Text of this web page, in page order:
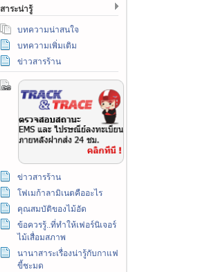
สาระน่ารู้
บทความน่าสนใจ
บทความเพิ่มเติม
ข่าวสารร้าน
ข่าวสารร้าน
โฟเมก้าลามิเนตคืออะไร
คุณสมบัติของไม้อัด
ข้อควรรู้..ที่ทำให้เฟอร์นิเจอร์
ไม้เสื่อมสภาพ
นานาสาระเรื่องน่ารู้กับกาแฟ
ขี้ชะมด